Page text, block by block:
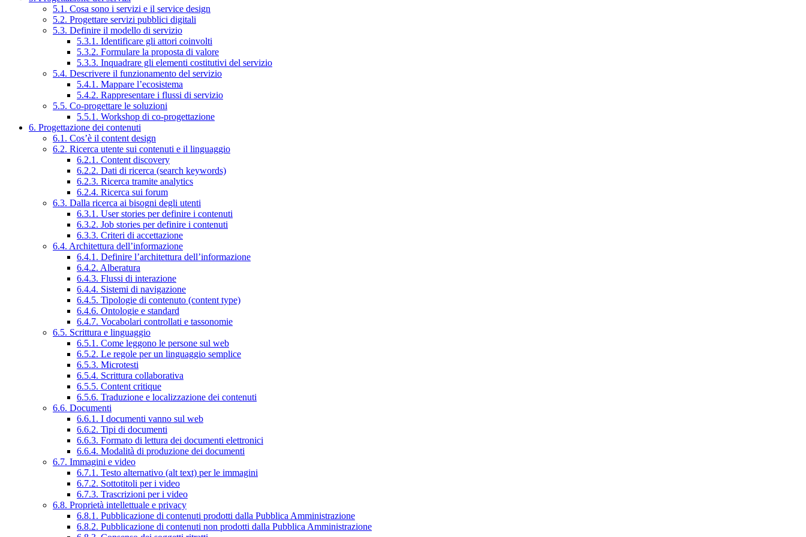
5.1. Cosa sono i servizi e il service design
5.2. Progettare servizi pubblici digitali
5.3. Definire il modello di servizio
5.3.1. Identificare gli attori coinvolti
5.3.2. Formulare la proposta di valore
5.3.3. Inquadrare gli elementi costitutivi del servizio
5.4. Descrivere il funzionamento del servizio
5.4.1. Mappare l’ecosistema
5.4.2. Rappresentare i flussi di servizio
5.5. Co-progettare le soluzioni
5.5.1. Workshop di co-progettazione
6. Progettazione dei contenuti
6.1. Cos’è il content design
6.2. Ricerca utente sui contenuti e il linguaggio
6.2.1. Content discovery
6.2.2. Dati di ricerca (search keywords)
6.2.3. Ricerca tramite analytics
6.2.4. Ricerca sui forum
6.3. Dalla ricerca ai bisogni degli utenti
6.3.1. User stories per definire i contenuti
6.3.2. Job stories per definire i contenuti
6.3.3. Criteri di accettazione
6.4. Architettura dell’informazione
6.4.1. Definire l’architettura dell’informazione
6.4.2. Alberatura
6.4.3. Flussi di interazione
6.4.4. Sistemi di navigazione
6.4.5. Tipologie di contenuto (content type)
6.4.6. Ontologie e standard
6.4.7. Vocabolari controllati e tassonomie
6.5. Scrittura e linguaggio
6.5.1. Come leggono le persone sul web
6.5.2. Le regole per un linguaggio semplice
6.5.3. Microtesti
6.5.4. Scrittura collaborativa
6.5.5. Content critique
6.5.6. Traduzione e localizzazione dei contenuti
6.6. Documenti
6.6.1. I documenti vanno sul web
6.6.2. Tipi di documenti
6.6.3. Formato di lettura dei documenti elettronici
6.6.4. Modalità di produzione dei documenti
6.7. Immagini e video
6.7.1. Testo alternativo (alt text) per le immagini
6.7.2. Sottotitoli per i video
6.7.3. Trascrizioni per i video
6.8. Proprietà intellettuale e privacy
6.8.1. Pubblicazione di contenuti prodotti dalla Pubblica Amministrazione
6.8.2. Pubblicazione di contenuti non prodotti dalla Pubblica Amministrazione